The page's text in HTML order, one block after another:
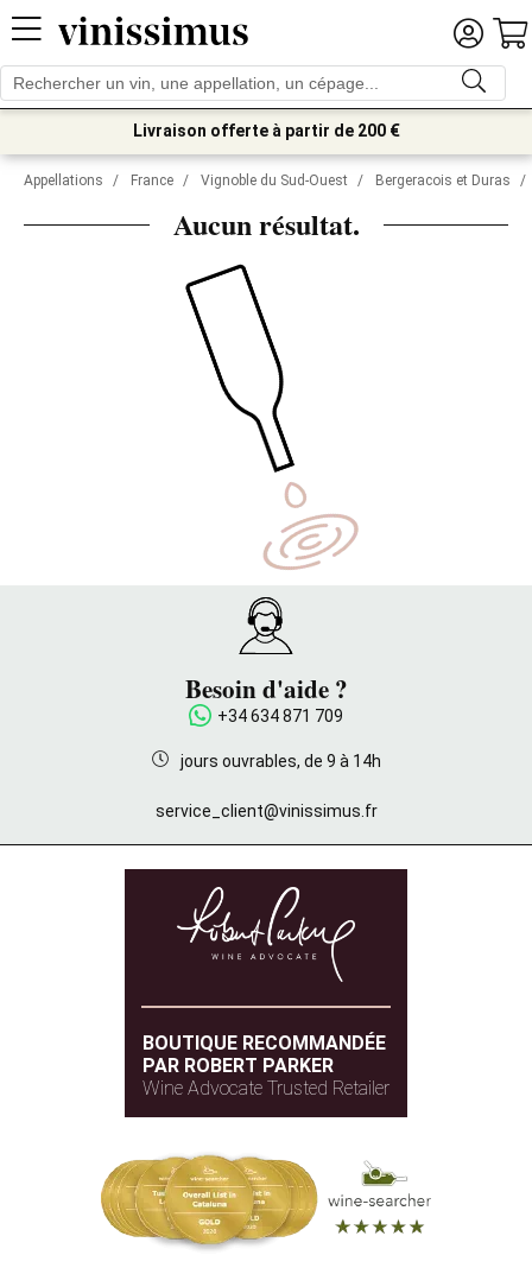
Livraison offerte à partir de 200 €
Appellations / France / Vignoble du Sud-Ouest / Bergeracois et Duras /
Aucun résultat.
Besoin d'aide ?
+34 634 871 709
jours ouvrables, de 9 à 14h
service_client@vinissimus.fr
BOUTIQUE RECOMMANDÉE
PAR ROBERT PARKER
Wine Advocate Trusted Retailer